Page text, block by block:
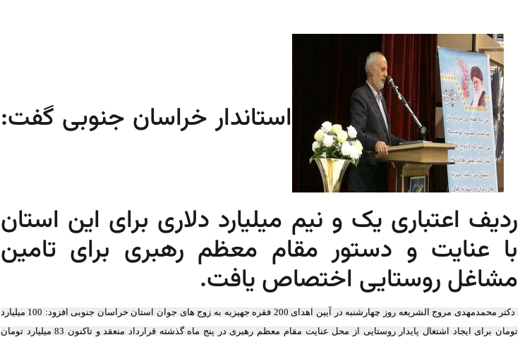
استاندار خراسان جنوبی گفت:
ردیف اعتباری یک و نیم میلیارد دلاری برای این استان
با عنایت و دستور مقام معظم رهبری برای تامین
مشاغل روستایی اختصاص یافت.
دکتر محمدمهدی مروج الشریعه روز چهارشنبه در آیین اهدای 200 فقره جهیزیه به زوج های جوان استان خراسان جنوبی افزود: 100 میلیارد
تومان برای ایجاد اشتغال پایدار روستایی از محل عنایت مقام معظم رهبری در پنج ماه گذشته قرارداد منعقد و تاکنون 83 میلیارد تومان